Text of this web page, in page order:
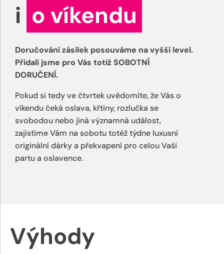
i o víkendu
Doručování zásilek posouváme na vyšší level.
Přidali jsme pro Vás totiž SOBOTNÍ
DORUČENÍ.
Pokud si tedy ve čtvrtek uvědomíte, že Vás o
víkendu čeká oslava, křtiny, rozlučka se
svobodou nebo jiná významná událost,
zajistíme Vám na sobotu totéž týdne luxusní
originální dárky a překvapení pro celou Vaši
partu a oslavence.
Výhody